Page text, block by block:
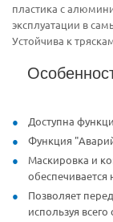
пластика с
эксплуатации в
Устойчива к
Доступна
Функция
Маскировка и
Позволяет
используя